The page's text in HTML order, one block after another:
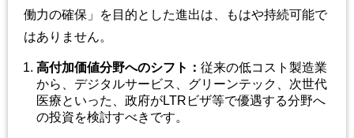
働力の確保」を目的とした進出は、もはや持続可能で
はありません。
高付加価値分野へのシフト ： 従来の低コスト製造業
から、デジタルサービス、グリーンテック、次世代
医療といった、政府がLTRビザ等で優遇する分野へ
の投資を検討すべきです。